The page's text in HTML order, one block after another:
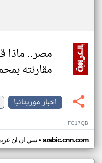
مصر..
مقارنته
اخبار موريتانيا
FG17QB
سي ان ان• arabic.cnn.com